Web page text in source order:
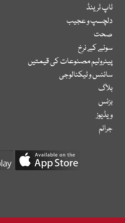
ٹاپ ٹرینڈ
دلچسپ و عجیب
صحت
سونے کے نرخ
پیٹرولیم مصنوعات کی قیمتیں
سائنس و ٹیکنالوجی
بلاگ
بزنس
ویڈیوز
جرائم